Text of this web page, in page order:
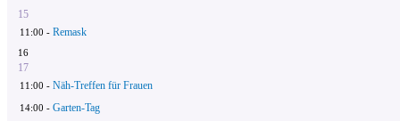
15
11:00 - Remask
16
17
11:00 - Näh-Treffen für Frauen
14:00 - Garten-Tag